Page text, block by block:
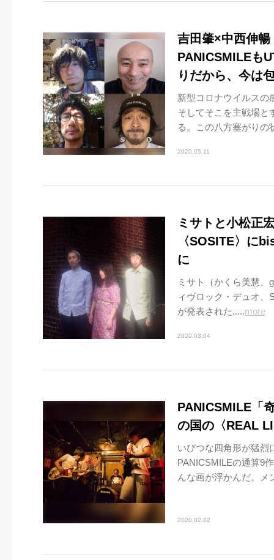
吉田肇×中西伸
PANICSMILEも
りだから、今は‪
新型コロナウイルスの
そしてそこを主戦場と
る。この八方塞がりの
2020.05.11
ミサトと小松正
〈SOSITE〉に
に
ミサト（かくら美慧、
ィヴロック・デュオ、
が発表された.....more
2020.03.04
PANICSMILE「
の国の〈REAL
いびつな四角形が猛烈
PANICSMILEの通算9
んな画が浮かんだ。メ
2020.02.02